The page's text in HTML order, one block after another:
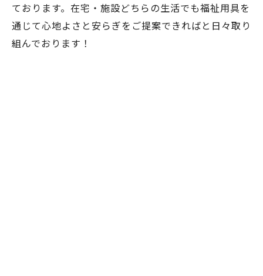
ております。在宅・施設どちらの生活でも福祉用具を
通じて心地よさと安らぎをご提案できればと日々取り
組んでおります！